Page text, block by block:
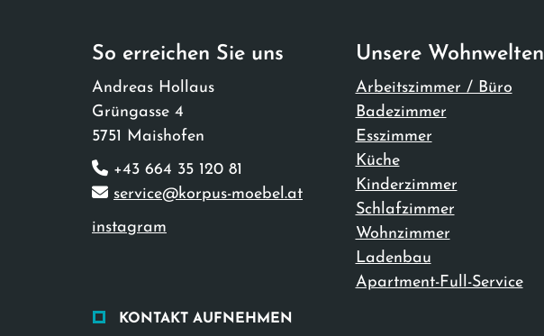
So erreichen Sie uns
Andreas Hollaus​
Grüngasse 4
5751 Maishofen
+43 664 35 120 81
service@korpus-moebel.at
instagram
KONTAKT AUFNEHMEN
Unsere Wohnwelten
Arbeitszimmer / Büro
Badezimmer
Esszimmer
Küche
Kinderzimmer
Schlafzimmer
Wohnzimmer
Ladenbau
Apartment-Full-Service